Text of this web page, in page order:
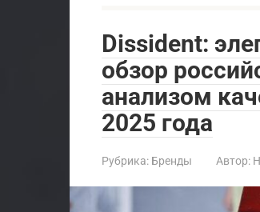
Dissident:
обзор
анализом
2025 года
Рубрика: Бренды Автор: